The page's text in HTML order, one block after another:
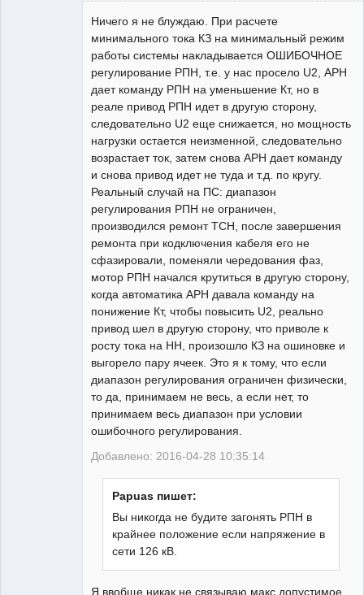
Ничего я не блуждаю. При расчете
минимального тока КЗ на минимальный режим
работы системы накладывается ОШИБОЧНОЕ
регулирование РПН, т.е. у нас просело U2, АРН
дает команду РПН на уменьшение Кт, но в
реале привод РПН идет в другую сторону,
следовательно U2 еще снижается, но мощность
нагрузки остается неизменной, следовательно
возрастает ток, затем снова АРН дает команду
и снова привод идет не туда и т.д. по кругу.
Реальный случай на ПС: диапазон
регулирования РПН не ограничен,
производился ремонт ТСН, после завершения
ремонта при кодключения кабеля его не
сфазировали, поменяли чередования фаз,
мотор РПН начался крутиться в другую сторону,
когда автоматика АРН давала команду на
понижение Кт, чтобы повысить U2, реально
привод шел в другую сторону, что приволе к
росту тока на НН, произошло КЗ на ошиновке и
выгорело пару ячеек. Это я к тому, что если
диапазон регулирования ограничен физически,
то да, принимаем не весь, а если нет, то
принимаем весь диапазон при условии
ошибочного регулирования.
Добавлено: 2016-04-28 10:35:14
Papuas пишет:
Вы никогда не будите загонять РПН в
крайнее положение если напряжение в
сети 126 кВ.
Я ввобще никак не связываю макс.допустимое